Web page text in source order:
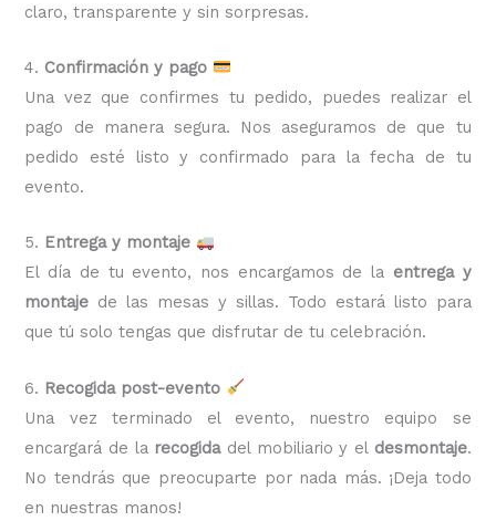
claro, transparente y sin sorpresas.
4. Confirmación y pago
Una vez que confirmes tu pedido, puedes realizar el
pago de manera segura. Nos aseguramos de que tu
pedido esté listo y confirmado para la fecha de tu
evento.
5. Entrega y montaje
El día de tu evento, nos encargamos de la entrega y
montaje de las mesas y sillas. Todo estará listo para
que tú solo tengas que disfrutar de tu celebración.
6. Recogida post-evento
Una vez terminado el evento, nuestro equipo se
encargará de la recogidadel mobiliario y el desmontaje.
No tendrás que preocuparte por nada más. ¡Deja todo
en nuestras manos!